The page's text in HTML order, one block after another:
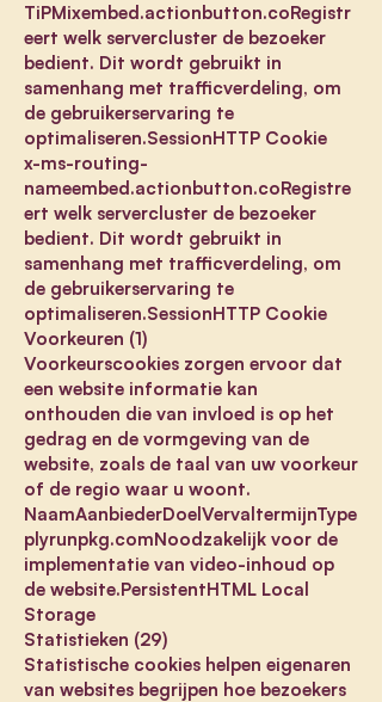
TiPMixembed.actionbutton.coRegistr
eert welk servercluster de bezoeker
bedient. Dit wordt gebruikt in
samenhang met trafficverdeling, om
de gebruikerservaring te
optimaliseren.SessionHTTP Cookie
x-ms-routing-
nameembed.actionbutton.coRegistre
ert welk servercluster de bezoeker
bedient. Dit wordt gebruikt in
samenhang met trafficverdeling, om
de gebruikerservaring te
optimaliseren.SessionHTTP Cookie
Voorkeuren (1)
Voorkeurscookies zorgen ervoor dat
een website informatie kan
onthouden die van invloed is op het
gedrag en de vormgeving van de
website, zoals de taal van uw voorkeur
of de regio waar u woont.
NaamAanbiederDoelVervaltermijnType
plyrunpkg.comNoodzakelijk voor de
implementatie van video-inhoud op
de website.PersistentHTML Local
Storage
Statistieken (29)
Statistische cookies helpen eigenaren
van websites begrijpen hoe bezoekers